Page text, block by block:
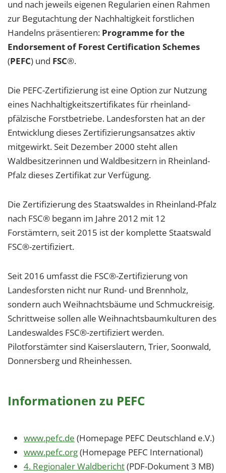
und nach jeweils eigenen Regularien einen Rahmen
zur Begutachtung der Nachhaltigkeit forstlichen
Handelns präsentieren: Programme for the
Endorsement of Forest Certification Schemes
(PEFC) und FSC®.
Die PEFC-Zertifizierung ist eine Option zur Nutzung
eines Nachhaltigkeitszertifikates für rheinland-
pfälzische Forstbetriebe. Landesforsten hat an der
Entwicklung dieses Zertifizierungsansatzes aktiv
mitgewirkt. Seit Dezember 2000 steht allen
Waldbesitzerinnen und Waldbesitzern in Rheinland-
Pfalz dieses Zertifikat zur Verfügung.
Die Zertifizierung des Staatswaldes in Rheinland-Pfalz
nach FSC® begann im Jahre 2012 mit 12
Forstämtern, seit 2015 ist der komplette Staatswald
FSC®-zertifiziert.
Seit 2016 umfasst die FSC®-Zertifizierung von
Landesforsten nicht nur Rund- und Brennholz,
sondern auch Weihnachtsbäume und Schmuckreisig.
Schrittweise sollen alle Weihnachtsbaumkulturen des
Landeswaldes FSC®-zertifiziert werden.
Pilotforstämter sind Kaiserslautern, Trier, Soonwald,
Donnersberg und Rheinhessen.
Informationen zu PEFC
www.pefc.de (Homepage PEFC Deutschland e.V.)
www.pefc.org(Homepage PEFC International)
4. Regionaler Waldbericht(PDF-Dokument 3 MB)
EXTERNE MEDIEN
Um Inhalte von Videoplattformen und Social Media
Plattformen anzeigen zu können, werden von
diesen externen Medien Cookies gesetzt.
Vimeo